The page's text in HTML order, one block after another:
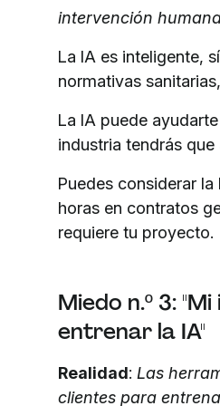
intervención
La IA es inteligente,
normativas
La IA puede
industria tendrás
Puedes considerar
horas en contratos
requiere tu proyecto.
Miedo n.º 3:
entrenar la IA"
Realidad: Las
clientes para